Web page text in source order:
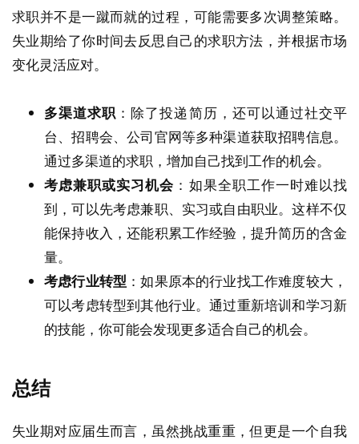
求职并不是一蹴而就的过程，可能需要多次调整策略。
失业期给了你时间去反思自己的求职方法，并根据市场
变化灵活应对。
多渠道求职 ：除了投递简历，还可以通过社交平
台、招聘会、公司官网等多种渠道获取招聘信息。
通过多渠道的求职，增加自己找到工作的机会。
考虑兼职或实习机会 ：如果全职工作一时难以找
到，可以先考虑兼职、实习或自由职业。这样不仅
能保持收入，还能积累工作经验，提升简历的含金
量。
考虑行业转型 ：如果原本的行业找工作难度较大，
可以考虑转型到其他行业。通过重新培训和学习新
的技能，你可能会发现更多适合自己的机会。
总结
失业期对应届生而言，虽然挑战重重，但更是一个自我